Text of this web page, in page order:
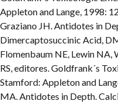
Appleton and Lange, 1998:
Graziano JH. Antidotes in
Dimercaptosuccinic Acid,
Flomenbaum NE, Lewin NA,
RS, editores. Goldfrank´s
Stamford: Appleton and
MA. Antidotes in Depth.